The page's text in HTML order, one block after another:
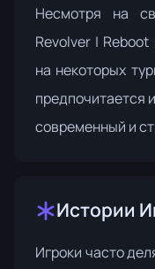
Несмотря на
Revolver |
на некоторых
предпочитается
современный и
Истории
Игроки часто